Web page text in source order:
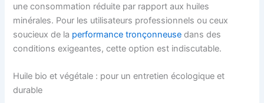
une consommation réduite par rapport aux huiles
minérales. Pour les utilisateurs professionnels ou ceux
soucieux de la performance tronçonneuse dans des
conditions exigeantes, cette option est indiscutable.
Huile bio et végétale : pour un entretien écologique et
durable